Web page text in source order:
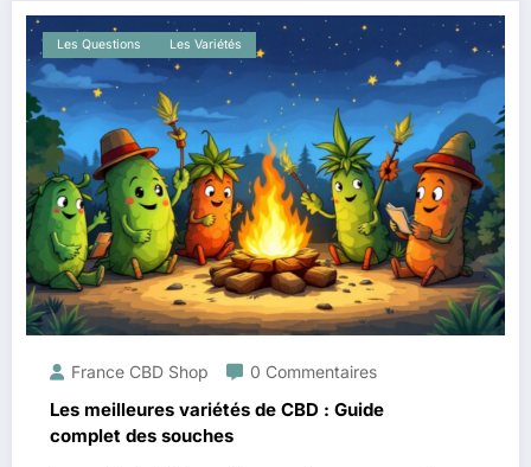
Les Questions Les Variétés
France CBD Shop 0 Commentaires
Les meilleures variétés de CBD : Guide
complet des souches